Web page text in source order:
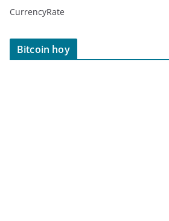
CurrencyRate
Bitcoin hoy